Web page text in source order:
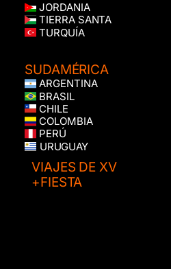
JORDANIA
TIERRA SANTA
TURQUÍA
SUDAMÉRICA
ARGENTINA
BRASIL
CHILE
COLOMBIA
PERÚ
URUGUAY
VIAJES DE XV
+FIESTA